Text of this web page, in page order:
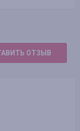
ОТЗЫВ